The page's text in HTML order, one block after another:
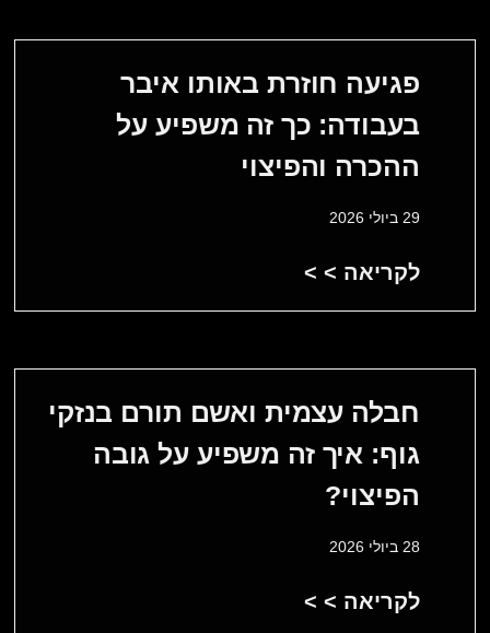
פגיעה חוזרת באותו איבר
בעבודה: כך זה משפיע על
ההכרה והפיצוי
29 ביולי 2026
לקריאה > >
חבלה עצמית ואשם תורם בנזקי
גוף: איך זה משפיע על גובה
הפיצוי?
28 ביולי 2026
לקריאה > >